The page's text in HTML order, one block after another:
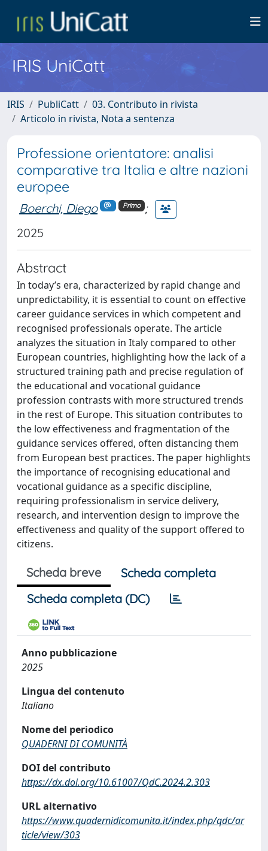
IRIS UniCatt
IRIS PubliCatt
03. Contributo in rivista
Articolo in rivista, Nota a sentenza
Professione orientatore: analisi
comparative tra Italia e altre nazioni
europee
Boerchi, Diego Primo
;
2025
Abstract
In today’s era, characterized by rapid change and
unpredictability, it is essential to count on effective
career guidance services in which competent and
recognised professionals operate. The article
analyzes the situation in Italy compared to other
European countries, highlighting how the lack of a
structured training path and precise regulation of
the educational and vocational guidance
profession contrasts with more structured trends
in the rest of Europe. This situation contributes to
the low effectiveness and fragmentation of the
guidance services offered, often distancing them
from European best practices. The paper highlights
the importance of recognising educational and
vocational guidance as a specific discipline,
requiring professionalism in service delivery,
research, and intervention design to improve the
effectiveness and quality of the support offered to
citizens.
Scheda breve
Scheda completa
Scheda completa (DC)
Anno pubblicazione
2025
Lingua del contenuto
Italiano
Nome del periodico
QUADERNI DI COMUNITÀ
DOI del contributo
https://dx.doi.org/10.61007/QdC.2024.2.303
URL alternativo
https://www.quadernidicomunita.it/index.php/qdc/ar
ticle/view/303